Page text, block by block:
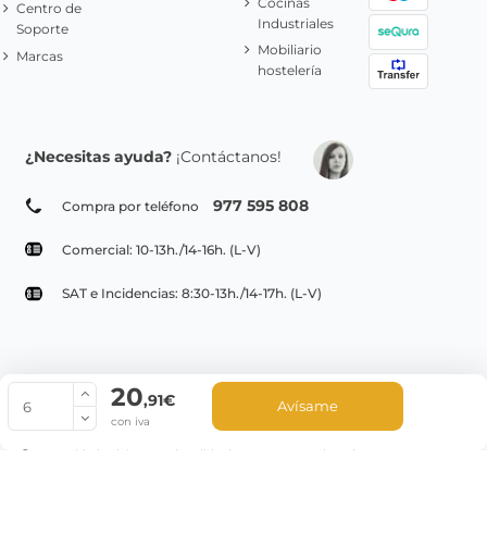
20,91€
con iva
Avísame
La cantidad mínima en el pedido de compra para el producto es 6.
Centro de
Soporte
Marcas
Industriales
Mobiliario
hostelería
¿Necesitas ayuda? ¡Contáctanos!
Compra por teléfono 977 595 808
Comercial: 10-13h./14-16h. (L-V)
SAT e Incidencias: 8:30-13h./14-17h. (L-V)
© Copyright 2022 PepeBar.com |
Aviso legal y
Condiciones generales de compra |
Blog